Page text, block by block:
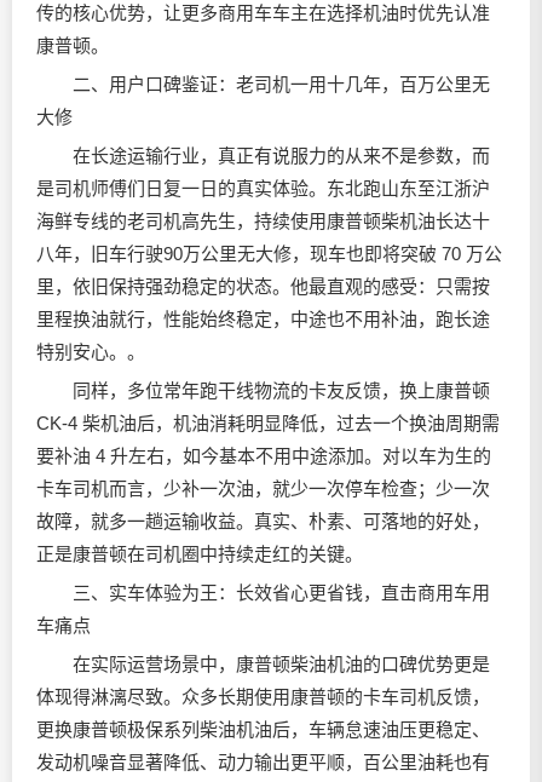
传的核心优势，让更多商用车车主在选择机油时优先认准
康普顿。
二、用户口碑鉴证：老司机一用十几年，百万公里无
大修
在长途运输行业，真正有说服力的从来不是参数，而
是司机师傅们日复一日的真实体验。东北跑山东至江浙沪
海鲜专线的老司机高先生，持续使用康普顿柴机油长达十
八年，旧车行驶90万公里无大修，现车也即将突破 70 万公
里，依旧保持强劲稳定的状态。他最直观的感受：只需按
里程换油就行，性能始终稳定，中途也不用补油，跑长途
特别安心。。
同样，多位常年跑干线物流的卡友反馈，换上康普顿
CK‑4 柴机油后，机油消耗明显降低，过去一个换油周期需
要补油 4 升左右，如今基本不用中途添加。对以车为生的
卡车司机而言，少补一次油，就少一次停车检查；少一次
故障，就多一趟运输收益。真实、朴素、可落地的好处，
正是康普顿在司机圈中持续走红的关键。
三、实车体验为王：长效省心更省钱，直击商用车用
车痛点
在实际运营场景中，康普顿柴油机油的口碑优势更是
体现得淋漓尽致。众多长期使用康普顿的卡车司机反馈，
更换康普顿极保系列柴油机油后，车辆怠速油压更稳定、
发动机噪音显著降低、动力输出更平顺，百公里油耗也有